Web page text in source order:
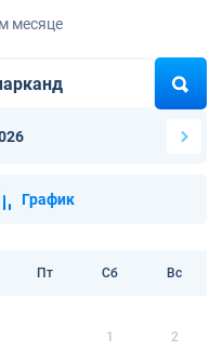
месяце
График
Пт Сб Вс
1 2